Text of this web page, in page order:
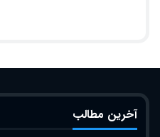
آخرین مطالب